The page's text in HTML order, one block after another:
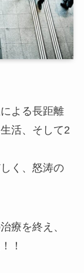
よる長距離
活、そして2
く、怒涛の
療を終え、
！